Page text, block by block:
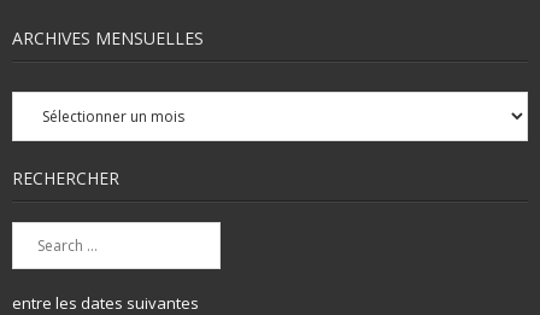
ARCHIVES MENSUELLES
Archives
mensuelles
RECHERCHER
entre les dates suivantes